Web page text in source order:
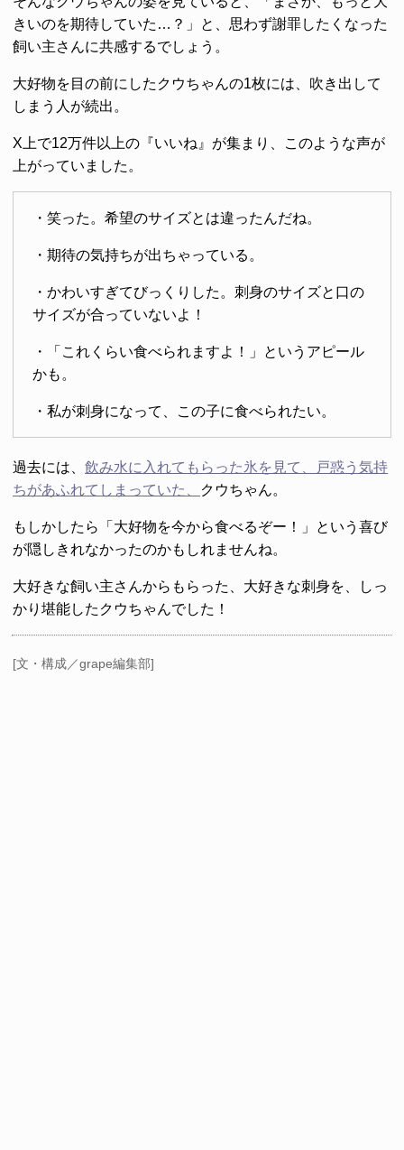
きいのを期待していた…？」と、思わず謝罪したくなった
飼い主さんに共感するでしょう。
大好物を目の前にしたクウちゃんの1枚には、吹き出して
しまう人が続出。
X上で12万件以上の『いいね』が集まり、このような声が
上がっていました。
・笑った。希望のサイズとは違ったんだね。
・期待の気持ちが出ちゃっている。
・かわいすぎてびっくりした。刺身のサイズと口の
サイズが合っていないよ！
・「これくらい食べられますよ！」というアピール
かも。
・私が刺身になって、この子に食べられたい。
過去には、 飲み水に入れてもらった氷を見て、戸惑う気持
ちがあふれてしまっていた、
クウちゃん。
もしかしたら「大好物を今から食べるぞー！」という喜び
が隠しきれなかったのかもしれませんね。
大好きな飼い主さんからもらった、大好きな刺身を、しっ
かり堪能したクウちゃんでした！
[文・構成／grape編集部]